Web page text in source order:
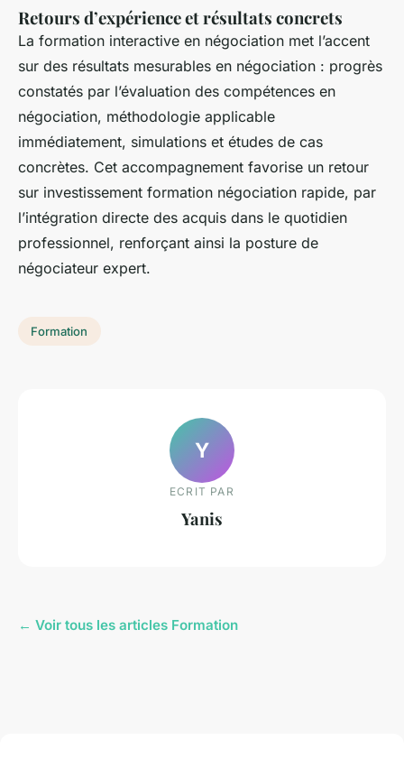
Retours d’expérience et résultats concrets
La formation interactive en négociation met l’accent
sur des résultats mesurables en négociation : progrès
constatés par l’évaluation des compétences en
négociation, méthodologie applicable
immédiatement, simulations et études de cas
concrètes. Cet accompagnement favorise un retour
sur investissement formation négociation rapide, par
l’intégration directe des acquis dans le quotidien
professionnel, renforçant ainsi la posture de
négociateur expert.
Formation
Y
ECRIT PAR
Yanis
← Voir tous les articles Formation